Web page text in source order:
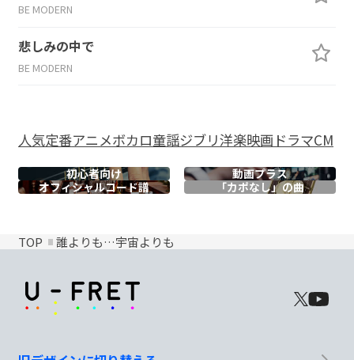
BE MODERN
悲しみの中で
BE MODERN
人気定番アニメボカロ童謡ジブリ洋楽映画ドラマCM
初心者向け
動画プラス
オフィシャルコード譜 「カポなし」の曲
TOP 誰よりも…宇宙よりも